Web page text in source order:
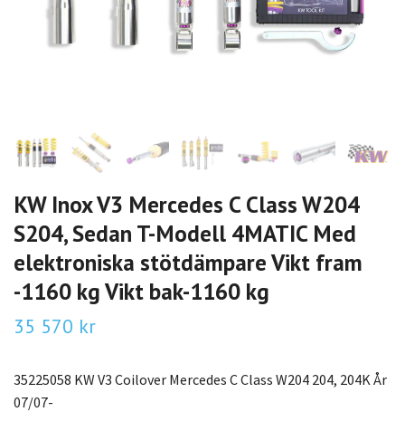
KW Inox V3 Mercedes C Class W204
S204, Sedan T-Modell 4MATIC Med
elektroniska stötdämpare Vikt fram
-1160 kg Vikt bak-1160 kg
35 570 kr
35225058 KW V3 Coilover Mercedes C Class W204 204, 204K År
07/07-